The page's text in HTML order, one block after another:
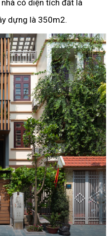
nhà có diện tích đất là
dựng là 350m2.